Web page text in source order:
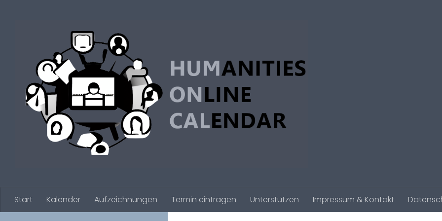
Start Kalender Aufzeichnungen Termin eintragen Unterstützen Impressum & Kontakt